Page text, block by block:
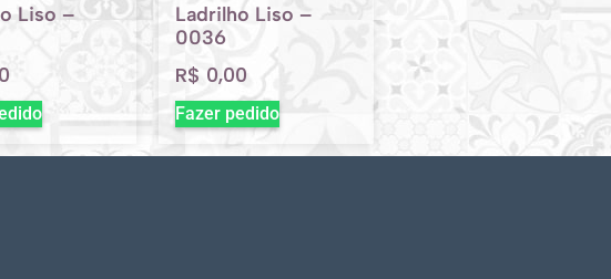
Liso –
Ladrilho Liso –
0036
R$ 0,00
Fazer pedido